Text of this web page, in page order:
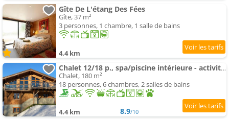
Gîte De L'étang Des Fées
Gîte, 37 m²
3 personnes, 1 chambre, 1 salle de bains
4.4 km
Chalet 12/18 p., spa/piscine intérieure - activités gratuites
Chalet, 180 m²
18 personnes, 6 chambres, 2 salles de bains
4.4 km 8.9/10